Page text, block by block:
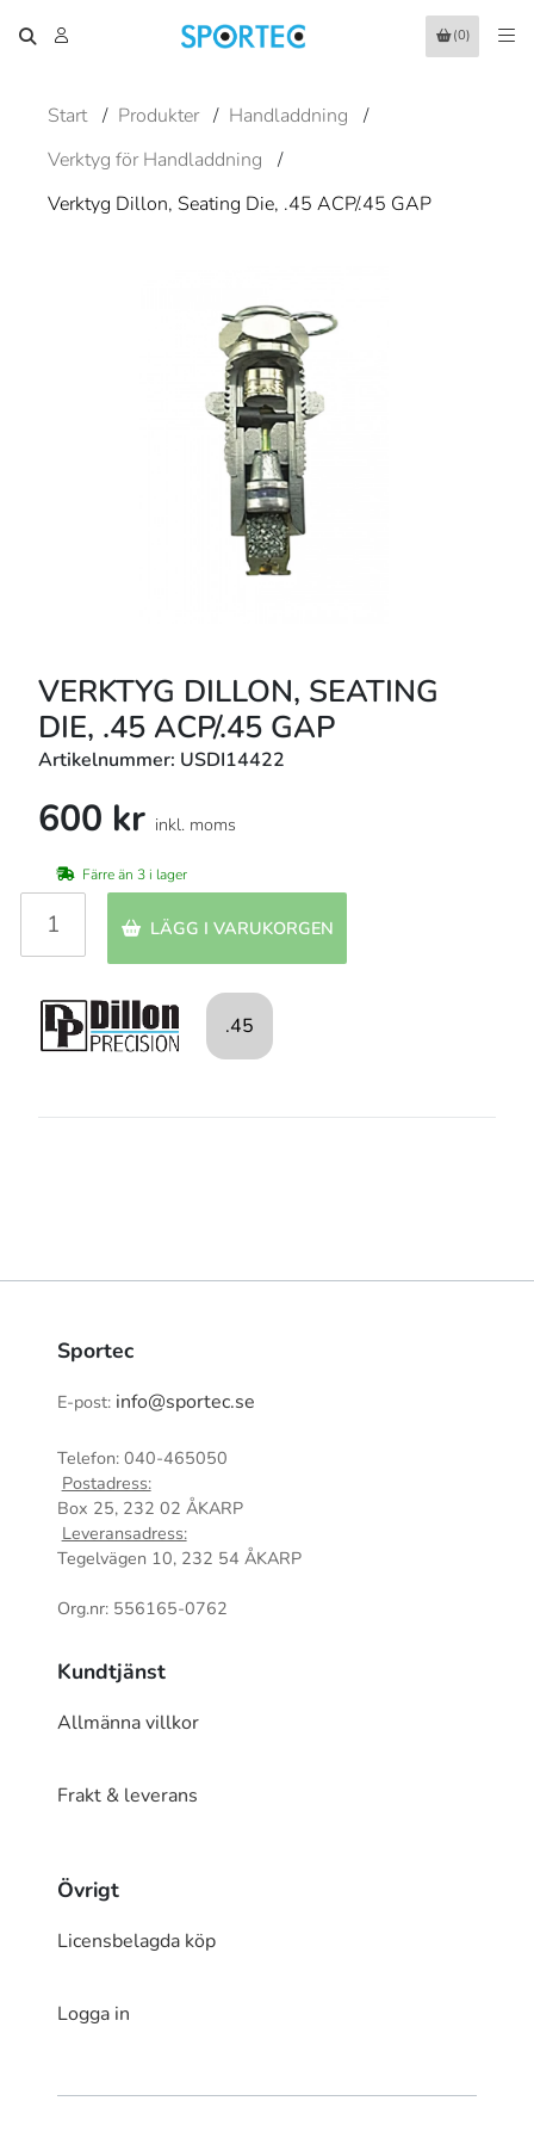
(0)
Start / Produkter / Handladdning
/
Verktyg för Handladdning
/
Verktyg Dillon, Seating Die, .45 ACP/.45 GAP
VERKTYG DILLON, SEATING
DIE, .45 ACP/.45 GAP
Artikelnummer: USDI14422
600 kr inkl. moms
Färre än 3 i lager
LÄGG I VARUKORGEN
.45
Sportec
E-post: info@sportec.se
Telefon: 040-465050
Postadress:
Box 25, 232 02 ÅKARP
Leveransadress:
Tegelvägen 10, 232 54 ÅKARP
Org.nr: 556165-0762
Kundtjänst
Allmänna villkor
Frakt & leverans
Övrigt
Licensbelagda köp
Logga in